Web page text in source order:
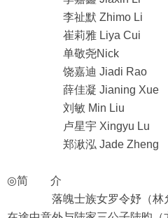
李祉默 Zhimo Li
崔莉雅 Liya Cui
单敬尧Nick
饶嘉迪 Jiadi Rao
薛佳凝 Jianing Xue
刘敏 Min Liu
卢星宇 Xingyu Lu
郑湫泓 Jade Zheng
◎简 介
落魄士族女罗令妤（林允